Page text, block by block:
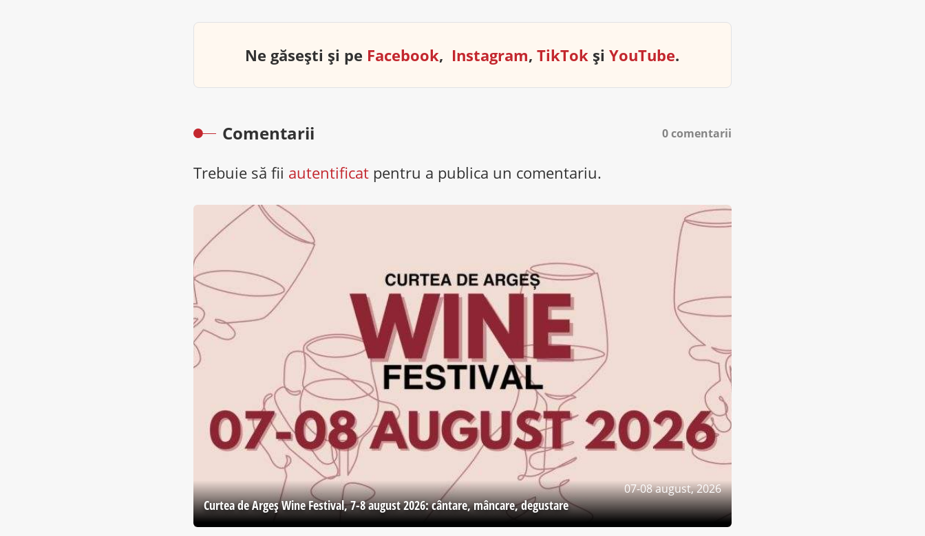
Ne găsești și pe Facebook, Instagram,TikTok șiYouTube.
Comentarii 0 comentarii
Trebuie să fii autentificatpentru a publica un comentariu.
07-08 august, 2026
Curtea de Argeş Wine Festival, 7-8 august 2026: cântare, mâncare, degustare